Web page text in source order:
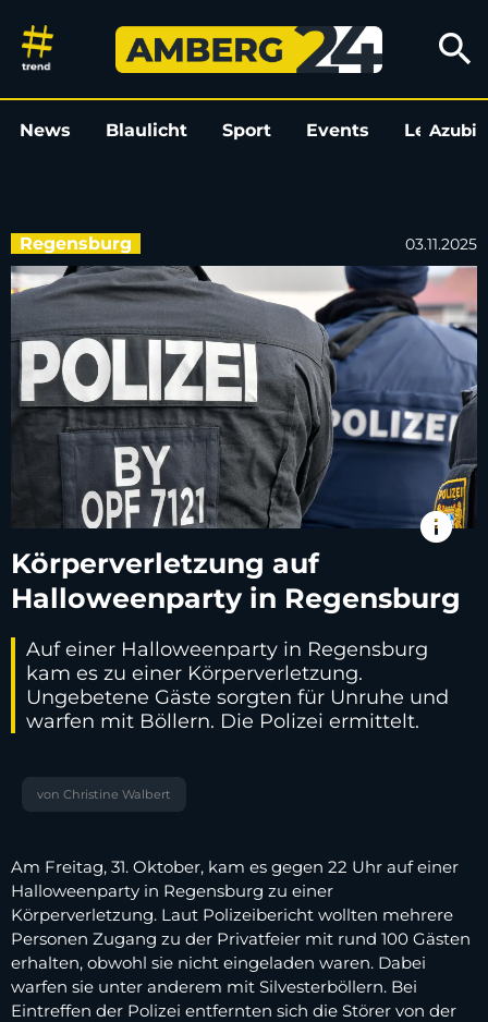
Körperverletzung auf
search
News Blaulicht Sport Events LeoAzubi
Regensburg 03.11.2025
info
Körperverletzung auf
Halloweenparty in Regensburg
Auf einer Halloweenparty in Regensburg
kam es zu einer Körperverletzung.
Ungebetene Gäste sorgten für Unruhe und
warfen mit Böllern. Die Polizei ermittelt.
von Christine Walbert
Am Freitag, 31. Oktober, kam es gegen 22 Uhr auf einer
Halloweenparty in Regensburg zu einer
Körperverletzung. Laut Polizeibericht wollten mehrere
Personen Zugang zu der Privatfeier mit rund 100 Gästen
erhalten, obwohl sie nicht eingeladen waren. Dabei
warfen sie unter anderem mit Silvesterböllern. Bei
Eintreffen der Polizei entfernten sich die Störer von der